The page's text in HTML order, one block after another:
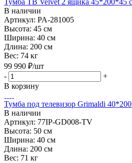
В наличии
Артикул: PA-281005
Высота: 45 см
Ширина: 40 см
Длина: 200 см
Вес: 74 кг
99 990 ₽/шт
-
+
В корзину
Тумба под телевизор Grimaldi
В наличии
Артикул: 77IP-GD008-TV
Высота: 50 см
Ширина: 40 см
Длина: 200 см
Вес: 71 кг